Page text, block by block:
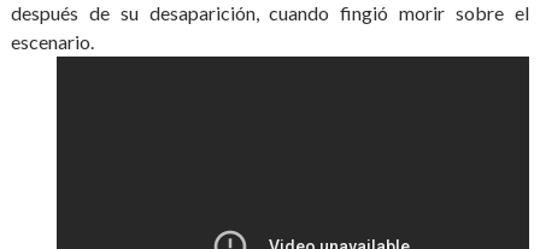
después de su desaparición, cuando fingió morir sobre el
escenario.